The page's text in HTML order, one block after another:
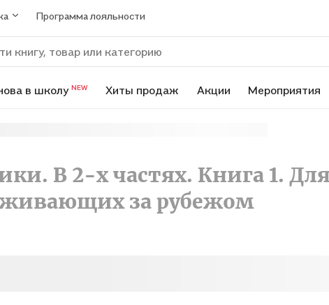
Программа лояльности
в школу NEW Хиты продаж Акции Мероприятия
В 2-х частях. Книга 1.
за рубежом